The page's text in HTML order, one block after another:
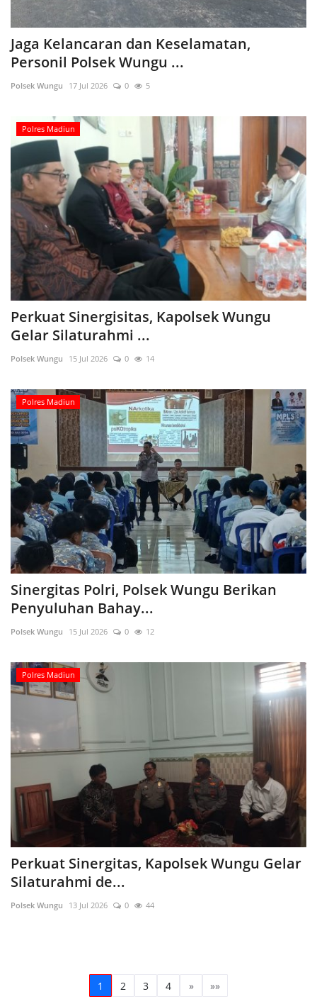
Jaga Kelancaran dan Keselamatan,
Personil Polsek Wungu ...
Polsek Wungu 17 Jul 2026 0 5
Polres Madiun
Perkuat Sinergisitas, Kapolsek Wungu
Gelar Silaturahmi ...
Polsek Wungu 15 Jul 2026 0 14
Polres Madiun
Sinergitas Polri, Polsek Wungu Berikan
Penyuluhan Bahay...
Polsek Wungu 15 Jul 2026 0 12
Polres Madiun
Perkuat Sinergitas, Kapolsek Wungu Gelar
Silaturahmi de...
Polsek Wungu 13 Jul 2026 0 44
1 2 3 4 » »»